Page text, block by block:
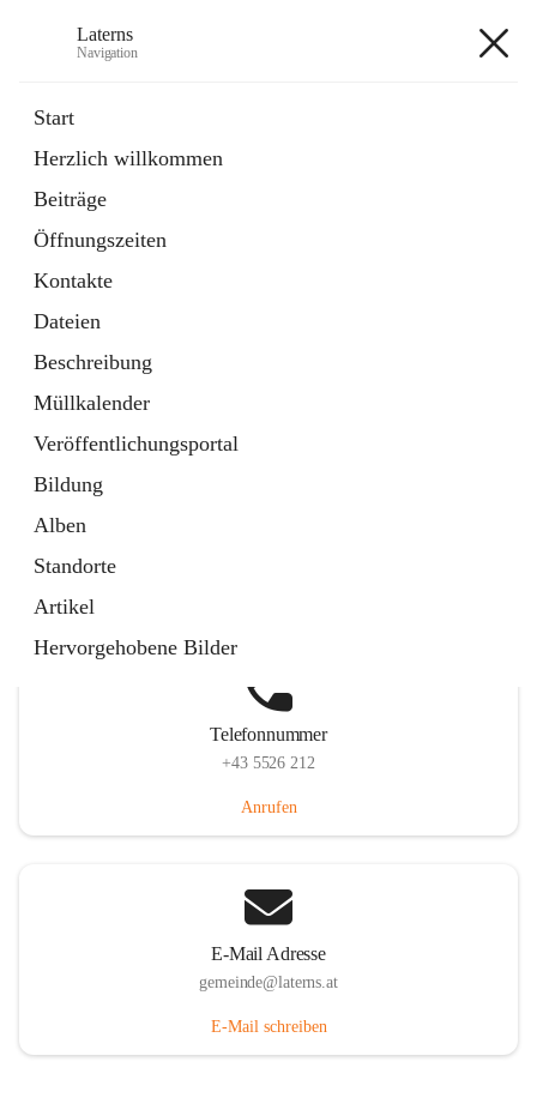
Laterns
Navigation
Start
Herzlich willkommen
Beiträge
Öffnungszeiten
Kontakte
Dateien
Beschreibung
Müllkalender
Veröffentlichungsportal
Bildung
Alben
Standorte
Artikel
Hervorgehobene Bilder
11 Schnellzugriffe
Soziales
1 Schnellzugriff
Telefonnummer
+43 5526 212
Anrufen
E-Mail Adresse
gemeinde@laterns.at
E-Mail schreiben